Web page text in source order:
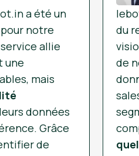
a été un
pour notre
allie
une
mais
données
Grâce
de
du
de